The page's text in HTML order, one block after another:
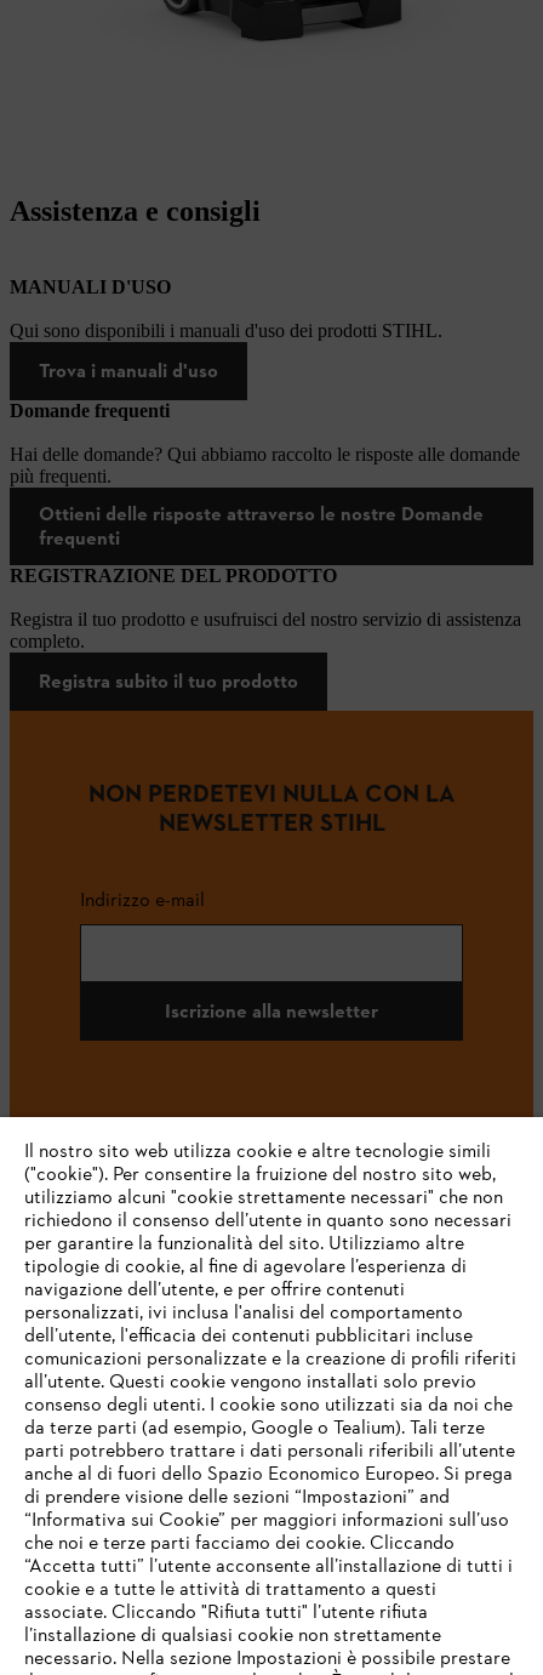
Assistenza e consigli
MANUALI D'USO
Qui sono disponibili i manuali d'uso dei prodotti STIHL.
Trova i manuali d'uso
Domande frequenti
Hai delle domande? Qui abbiamo raccolto le risposte alle domande
più frequenti.
Ottieni delle risposte attraverso le nostre Domande
frequenti
REGISTRAZIONE DEL PRODOTTO
Registra il tuo prodotto e usufruisci del nostro servizio di assistenza
completo.
Registra subito il tuo prodotto
NON PERDETEVI NULLA CON LA
NEWSLETTER STIHL
Indirizzo e-mail
Iscrizione alla newsletter
L’azienda
STIHL FAQ
Service
IHR BROWSER WIRD NICHT
UNTERSTÜTZT
Sie nutzen einen Browser, den wir noch nicht unterstützen. Für
Il nostro sito web utilizza cookie e altre tecnologie simili
("cookie"). Per consentire la fruizione del nostro sito web,
utilizziamo alcuni "cookie strettamente necessari" che non
richiedono il consenso dell’utente in quanto sono necessari
per garantire la funzionalità del sito. Utilizziamo altre
tipologie di cookie, al fine di agevolare l’esperienza di
navigazione dell’utente, e per offrire contenuti
personalizzati, ivi inclusa l'analisi del comportamento
dell’utente, l'efficacia dei contenuti pubblicitari incluse
comunicazioni personalizzate e la creazione di profili riferiti
all’utente. Questi cookie vengono installati solo previo
consenso degli utenti. I cookie sono utilizzati sia da noi che
da terze parti (ad esempio, Google o Tealium). Tali terze
parti potrebbero trattare i dati personali riferibili all’utente
anche al di fuori dello Spazio Economico Europeo. Si prega
di prendere visione delle sezioni “Impostazioni” and
“Informativa sui Cookie” per maggiori informazioni sull’uso
che noi e terze parti facciamo dei cookie. Cliccando
“Accetta tutti” l’utente acconsente all’installazione di tutti i
cookie e a tutte le attività di trattamento a questi
associate. Cliccando "Rifiuta tutti" l’utente rifiuta
l’installazione di qualsiasi cookie non strettamente
necessario. Nella sezione Impostazioni è possibile prestare